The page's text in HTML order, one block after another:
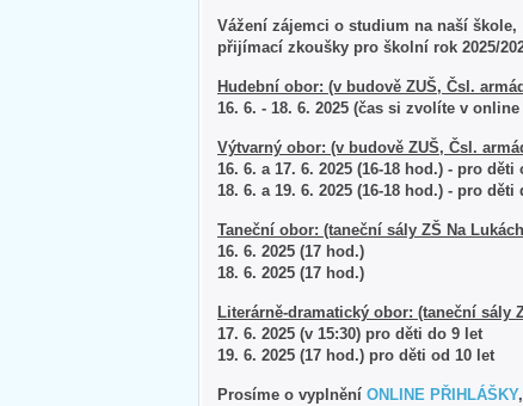
Vážení zájemci o studium na naší škole,
přijímací zkoušky pro školní rok 2025/
Hudební obor: (v budově ZUŠ, Čsl.
16. 6. - 18. 6. 2025 (čas si zvolíte v
Výtvarný obor: (v budově ZUŠ, Čsl.
16. 6. a 17. 6. 2025 (16-18 hod.) - pro děti
18. 6. a 19. 6. 2025 (16-18 hod.) - pro děti
Taneční obor: (taneční sály ZŠ Na
16. 6. 2025 (17 hod.)
18. 6. 2025 (17 hod.)
Literárně-dramatický obor: (taneční sály
17. 6. 2025 (v 15:30) pro děti do 9 let
19. 6. 2025 (17 hod.) pro děti od 10 let
Prosíme o vyplnění ONLINE PŘIHLÁŠKY